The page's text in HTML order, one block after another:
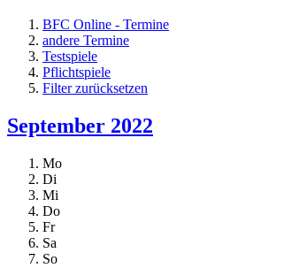
BFC Online - Termine
andere Termine
Testspiele
Pflichtspiele
Filter zurücksetzen
September 2022
Mo
Di
Mi
Do
Fr
Sa
So